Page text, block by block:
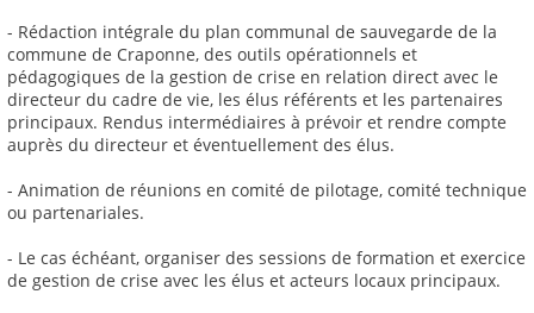
- Rédaction intégrale du plan communal de sauvegarde de la
commune de Craponne, des outils opérationnels et
pédagogiques de la gestion de crise en relation direct avec le
directeur du cadre de vie, les élus référents et les partenaires
principaux. Rendus intermédiaires à prévoir et rendre compte
auprès du directeur et éventuellement des élus.
- Animation de réunions en comité de pilotage, comité technique
ou partenariales.
- Le cas échéant, organiser des sessions de formation et exercice
de gestion de crise avec les élus et acteurs locaux principaux.